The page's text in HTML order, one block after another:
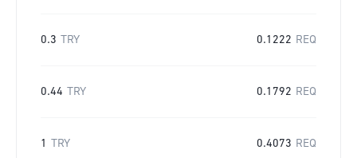
0.3 TRY 0.1222 REQ
0.44 TRY 0.1792 REQ
1 TRY 0.4073 REQ